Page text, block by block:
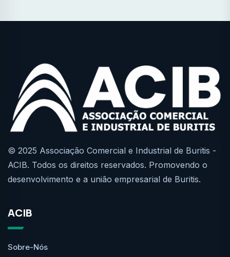
© 2025 Associação Comercial e Industrial de Buritis -
ACIB. Todos os direitos reservados. Promovendo o
desenvolvimento e a união empresarial de Buritis.
ACIB
Sobre-Nós